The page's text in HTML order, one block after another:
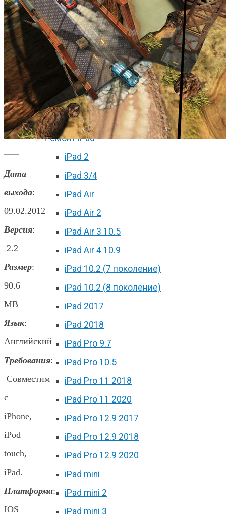
iPhone 11
iPhone 11 Pro
iPhone 11 Pro Max
iPhone 12 mini
iPhone 12
iPhone 12 Pro
iPhone 12 Pro Max
Ремонт iPad
iPad 2
iPad 3/4
iPad Air
iPad Air 2
iPad Air 3 10.5
iPad Air 4 10.9
iPad 10.2 (7 поколение)
iPad 10.2 (8 поколение)
iPad 2017
iPad 2018
iPad Pro 9.7
iPad Pro 10.5
iPad Pro 11 2018
iPad Pro 11 2020
iPad Pro 12.9 2017
iPad Pro 12.9 2018
iPad Pro 12.9 2020
iPad mini
iPad mini 2
iPad mini 3
Дата
выхода:
09.02.2012
Версия:
2.2
Размер:
90.6
MB
Язык:
Английский
Требования:
Совместим
с
iPhone,
iPod
touch,
iPad.
Платформа:
IOS